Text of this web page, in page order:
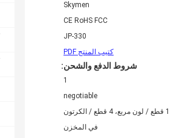
Skymen
CE RoHS FCC
JP-330
كتيب المنتج PDF
شروط الدفع والشحن:
1
negotiable
1 قطع / لون مربع، 4 قطع / الكرتون
في المخزن